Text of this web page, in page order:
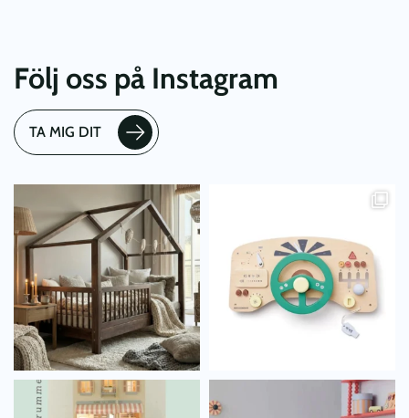
Följ oss på Instagram
TA MIG DIT